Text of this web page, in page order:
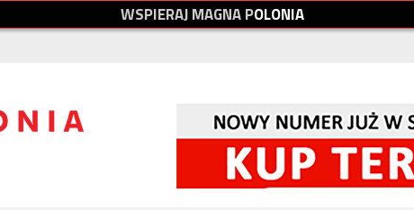
WSPIERAJMAGNAPOLONIA